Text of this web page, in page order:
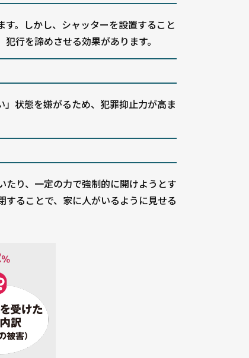
。しかし、シャッターを設置すること
行を諦めさせる効果があります。
状態を嫌がるため、犯罪抑止力が高ま
り、一定の力で強制的に開けようとす
ることで、家に人がいるように見せる